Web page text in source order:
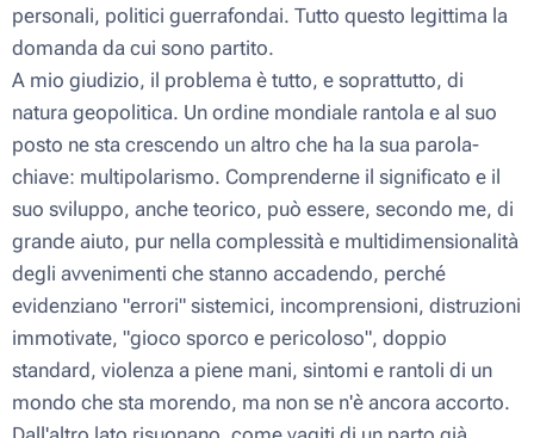
personali, politici guerrafondai. Tutto questo legittima la
domanda da cui sono partito.
A mio giudizio, il problema è tutto, e soprattutto, di
natura geopolitica. Un ordine mondiale rantola e al suo
posto ne sta crescendo un altro che ha la sua parola-
chiave: multipolarismo. Comprenderne il significato e il
suo sviluppo, anche teorico, può essere, secondo me, di
grande aiuto, pur nella complessità e multidimensionalità
degli avvenimenti che stanno accadendo, perché
evidenziano "errori" sistemici, incomprensioni, distruzioni
immotivate, "gioco sporco e pericoloso", doppio
standard, violenza a piene mani, sintomi e rantoli di un
mondo che sta morendo, ma non se n'è ancora accorto.